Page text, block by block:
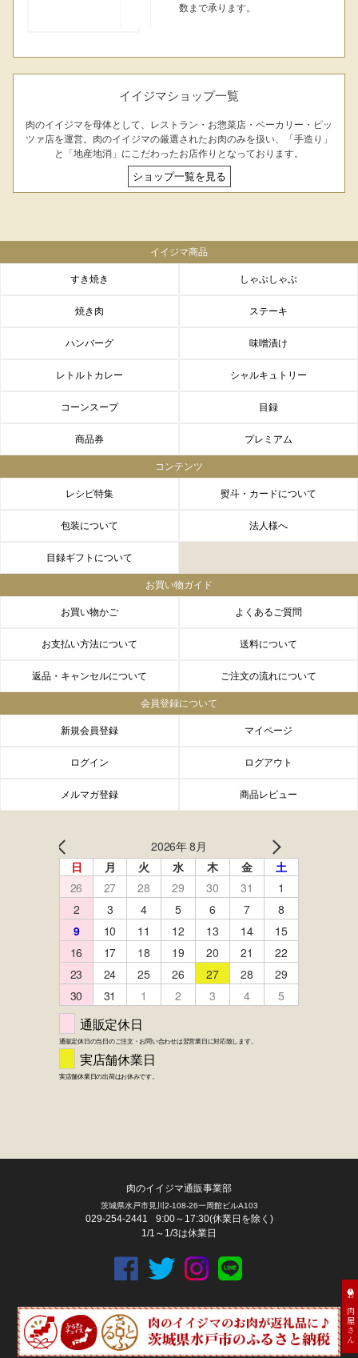
お肉屋さん
数まで承ります。
イイジマショップ一覧
肉のイイジマを母体として、レストラン・お惣菜店・ベーカリー・ピッ
ツァ店を運営。肉のイイジマの厳選されたお肉のみを扱い、「手造り」
と「地産地消」にこだわったお店作りとなっております。
ショップ一覧を見る
イイジマ商品
すき焼き しゃぶしゃぶ
焼き肉 ステーキ
ハンバーグ 味噌漬け
レトルトカレー シャルキュトリー
コーンスープ 目録
商品券 プレミアム
コンテンツ
レシピ特集 熨斗・カードについて
包装について 法人様へ
目録ギフトについて
お買い物ガイド
お買い物かご よくあるご質問
お支払い方法について 送料について
返品・キャンセルについて ご注文の流れについて
会員登録について
新規会員登録 マイページ
ログイン ログアウト
メルマガ登録 商品レビュー
肉のイイジマ通販事業部
茨城県水戸市見川2-108-26一周館ビルA103
029-254-2441
9:00～17:30(休業日を除く)
1/1～1/3は休業日